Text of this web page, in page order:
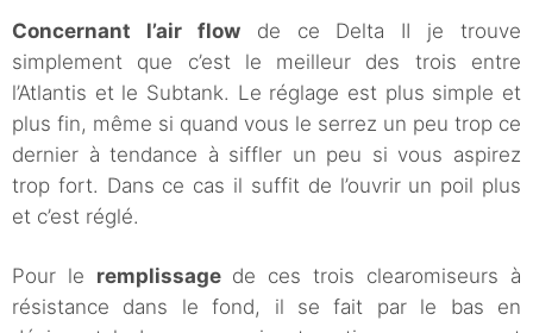
Concernant l’air flowde ce Delta II je trouve
simplement que c’est le meilleur des trois entre
l’Atlantis et le Subtank. Le réglage est plus simple et
plus fin, même si quand vous le serrez un peu trop ce
dernier à tendance à siffler un peu si vous aspirez
trop fort. Dans ce cas il suffit de l’ouvrir un poil plus
et c’est réglé.
Pour le remplissage de ces trois clearomiseurs à
résistance dans le fond, il se fait par le bas en